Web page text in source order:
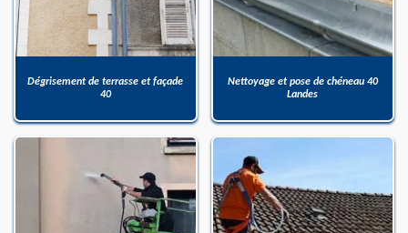
Dégrisement de terrasse et façade
40
Nettoyage et pose de chéneau 40
Landes